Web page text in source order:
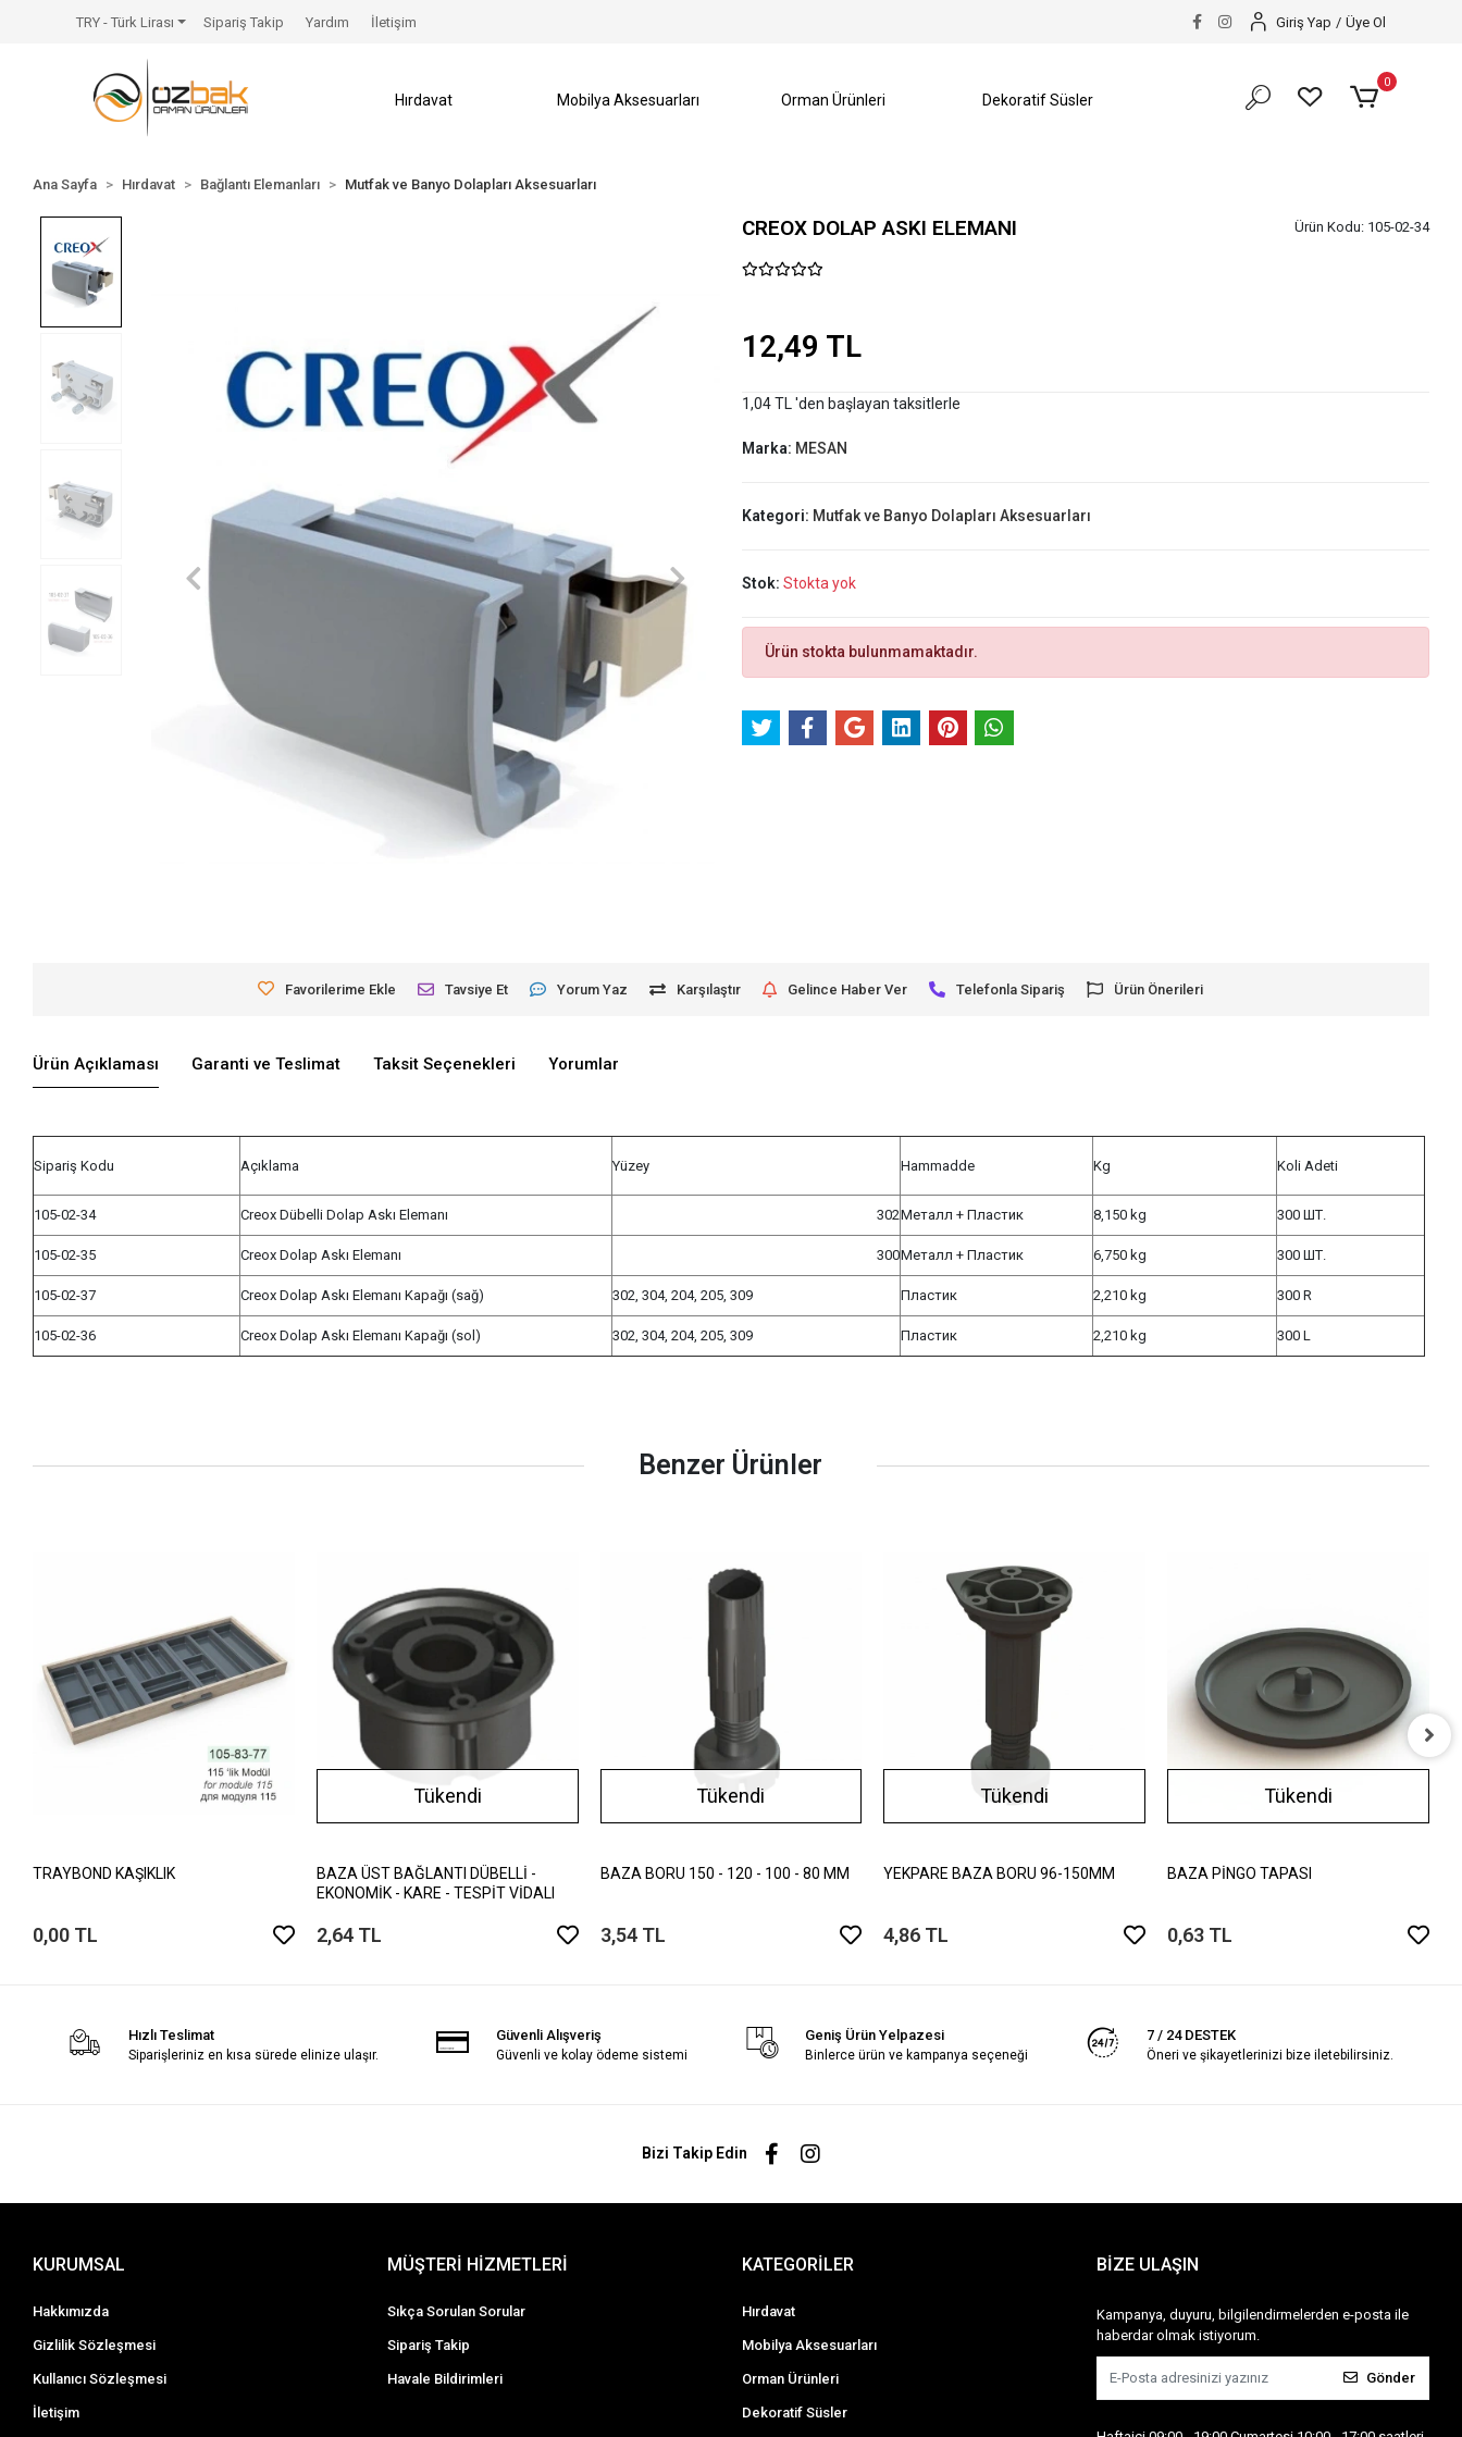
TRY - Türk Lirası Sipariş Takip Yardım İletişim Giriş Yap / Üye Ol
Hırdavat Mobilya Aksesuarları Orman Ürünleri Dekoratif Süsler
0
Ana Sayfa Hırdavat Bağlantı Elemanları Mutfak ve Banyo Dolapları Aksesuarları
CREOX DOLAP ASKI ELEMANI Ürün Kodu: 105-02-34
12,49 TL
1,04 TL 'den başlayan taksitlerle
Marka: MESAN
Kategori: Mutfak ve Banyo Dolapları Aksesuarları
Stok: Stokta yok
Ürün stokta bulunmamaktadır.
Favorilerime Ekle Tavsiye Et Yorum Yaz Karşılaştır Gelince Haber Ver Telefonla Sipariş Ürün Önerileri
Ürün Açıklaması Garanti ve Teslimat Taksit Seçenekleri Yorumlar
Sipariş Kodu Açıklama Yüzey Hammadde Kg Koli Adeti
105-02-34 Creox Dübelli Dolap Askı Elemanı 302Металл + Пластик 8,150 kg 300 ШТ.
105-02-35 Creox Dolap Askı Elemanı 300Металл + Пластик 6,750 kg 300 ШТ.
105-02-37 Creox Dolap Askı Elemanı Kapağı (sağ) 302, 304, 204, 205, 309 Пластик 2,210 kg 300 R
105-02-36 Creox Dolap Askı Elemanı Kapağı (sol) 302, 304, 204, 205, 309 Пластик 2,210 kg 300 L
Benzer Ürünler
TRAYBOND KAŞIKLIK
0,00 TL
Tükendi
BAZA ÜST BAĞLANTI DÜBELLİ -
EKONOMİK - KARE - TESPİT VİDALI
2,64 TL
Tükendi
BAZA BORU 150 - 120 - 100 - 80 MM
3,54 TL
Tükendi
YEKPARE BAZA BORU 96-150MM
4,86 TL
Tükendi
BAZA PİNGO TAPASI
0,63 TL
Hızlı Teslimat
Siparişleriniz en kısa sürede elinize ulaşır.
Güvenli Alışveriş
Güvenli ve kolay ödeme sistemi
Geniş Ürün Yelpazesi
Binlerce ürün ve kampanya seçeneği
7 / 24 DESTEK
Öneri ve şikayetlerinizi bize iletebilirsiniz.
Bizi Takip Edin
KURUMSAL
Hakkımızda
Gizlilik Sözleşmesi
Kullanıcı Sözleşmesi
İletişim
MÜŞTERİ HİZMETLERİ
Sıkça Sorulan Sorular
Sipariş Takip
Havale Bildirimleri
KATEGORİLER
Hırdavat
Mobilya Aksesuarları
Orman Ürünleri
Dekoratif Süsler
BİZE ULAŞIN
Kampanya, duyuru, bilgilendirmelerden e-posta ile
haberdar olmak istiyorum.
Gönder